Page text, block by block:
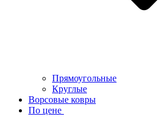
Прямоугольные
Круглые
Ворсовые ковры
По цене